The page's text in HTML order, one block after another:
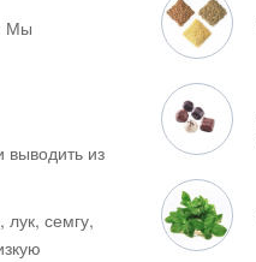
Мы
выводить из
семгу,